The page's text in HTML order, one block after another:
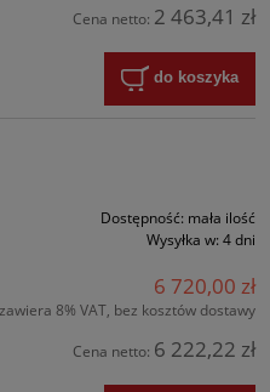
Cena netto: 2 463,41 zł
do koszyka
Dostępność: mała ilość
Wysyłka w: 4 dni
6 720,00 zł
zawiera 8% VAT, bez kosztów dostawy
Cena netto: 6 222,22 zł